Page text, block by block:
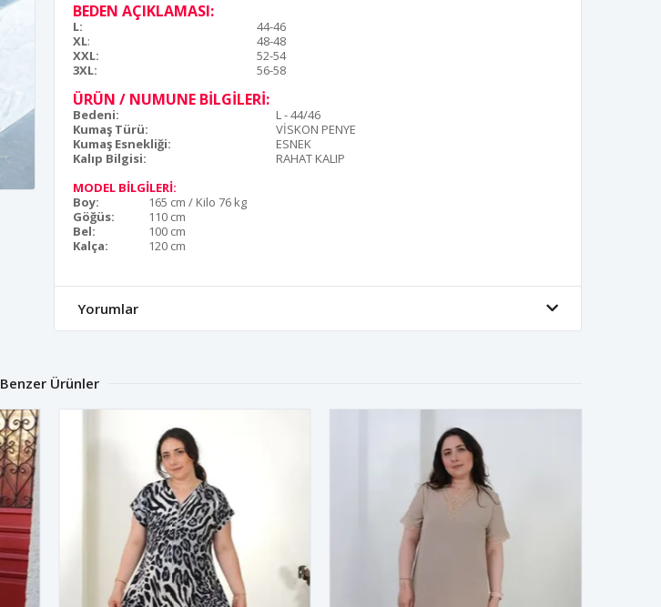
BEDEN AÇIKLAMASI:
L:
44-46
XL:
48-48
XXL:
52-54
3XL:
56-58
ÜRÜN / NUMUNE BİLGİLERİ:
Bedeni:
L - 44/46
Kumaş Türü:
VİSKON PENYE
Kumaş Esnekliği:
ESNEK
Kalıp Bilgisi:
RAHAT KALIP
MODEL BİLGİLERİ:
Boy:
165 cm / Kilo 76 kg
Göğüs:
110 cm
Bel:
100 cm
Kalça:
120 cm
Yorumlar
Benzer Ürünler